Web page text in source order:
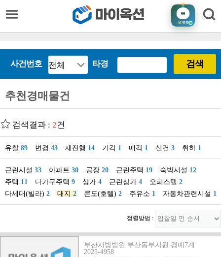
AI챗봇
사건번호 타경 검색
추천경매물건
검색결과 : 2건
유찰 89 변경 43 재진행 14 기각 1 매각 1 신건 3 취하 1
근린시설 33 아파트 30 공장 20 근린주택 19 숙박시설 12
주택 11 다가구주택 9 상가 4 근린상가 4 오피스텔 2
다세대(빌라) 2 대지 2 콘도(호텔) 2 주유소 1 자동차관련시설 1
정렬방법 :
부산지방법원 부산동부지원 경매7계
2025-4958